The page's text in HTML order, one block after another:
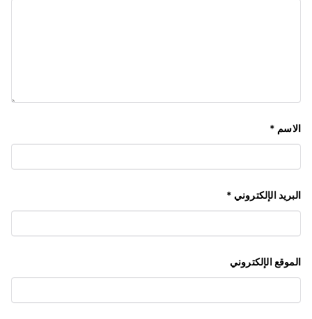
الاسم *
البريد الإلكتروني *
الموقع الإلكتروني